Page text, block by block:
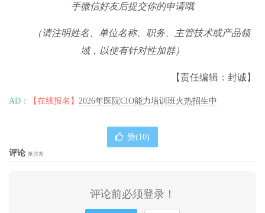
手微信好友后提交你的申请哦
（请注明姓名、单位名称、职务、主管技术或产品领
域，以便有针对性加群）
【责任编辑：封诚】
AD： 【在线报名】 2026年医院CIO能力培训班火热招生中
赞(10)
评论 抢沙发
评论前必须登录！